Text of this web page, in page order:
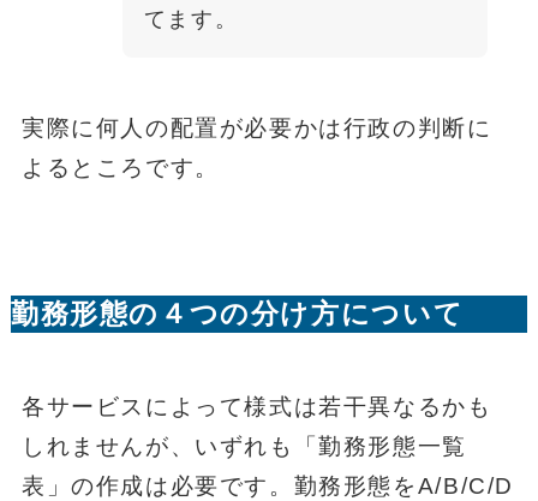
てます。
実際に何人の配置が必要かは行政の判断に
よるところです。
勤務形態の４つの分け方について
各サービスによって様式は若干異なるかも
しれませんが、いずれも「勤務形態一覧
表」の作成は必要です。勤務形態をA/B/C/D